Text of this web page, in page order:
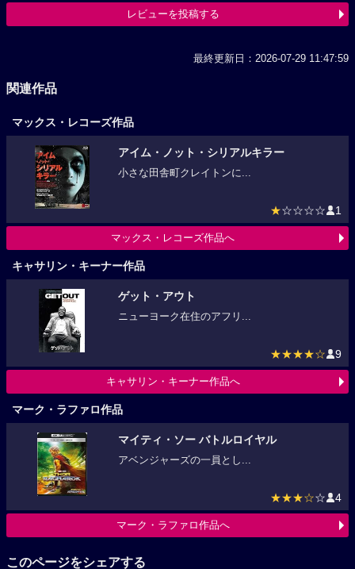
レビューを投稿する
最終更新日：2026-07-29 11:47:59
関連作品
マックス・レコーズ作品
アイム・ノット・シリアルキラー
小さな田舎町クレイトンに...
★☆☆☆☆ 1
マックス・レコーズ作品へ
キャサリン・キーナー作品
ゲット・アウト
ニューヨーク在住のアフリ...
★★★★☆ 9
キャサリン・キーナー作品へ
マーク・ラファロ作品
マイティ・ソー バトルロイヤル
アベンジャーズの一員とし...
★★★☆☆ 4
マーク・ラファロ作品へ
このページをシェアする